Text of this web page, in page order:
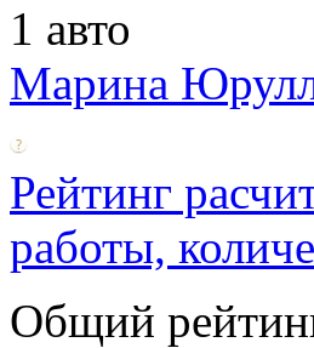
1 авто
Марина
Рейтинг
работы,
Общий